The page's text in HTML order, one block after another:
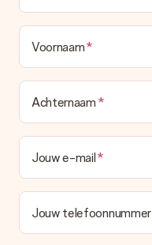
Voornaam
Achternaam
Jouw e-mail
Jouw telefoonnummer